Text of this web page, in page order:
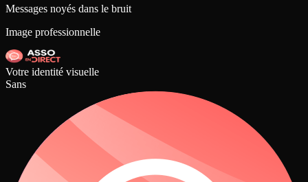
Messages noyés dans le bruit
Image professionnelle
Votre identité visuelle
Sans